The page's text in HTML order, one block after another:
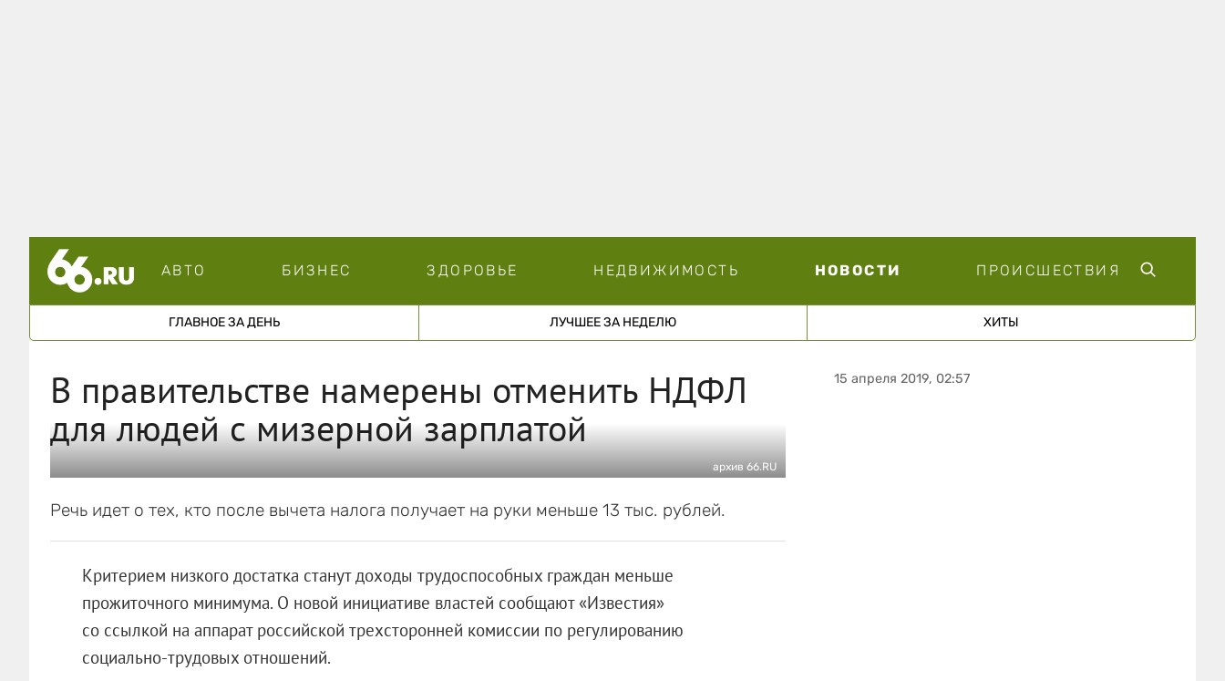
АВТО БИЗНЕС ЗДОРОВЬЕ НЕДВИЖИМОСТЬ НОВОСТИ ПРОИСШЕСТВИЯ
ГЛАВНОЕ ЗА ДЕНЬ ЛУЧШЕЕ ЗА НЕДЕЛЮ ХИТЫ
В правительстве намерены отменить НДФЛ
для людей с мизерной зарплатой
архив 66.RU
Речь идет о тех, кто после вычета налога получает на руки меньше 13 тыс. рублей.
Критерием низкого достатка станут доходы трудоспособных граждан меньше
прожиточного минимума. О новой инициативе властей сообщают «Известия»
со ссылкой на аппарат российской трехсторонней комиссии по регулированию
социально-трудовых отношений.
15 апреля 2019, 02:57